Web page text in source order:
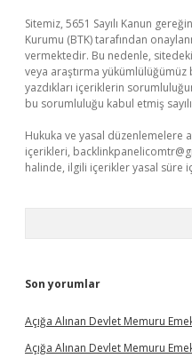
Sitemiz, 5651 Sayılı Kanun
Kurumu (BTK) tarafından
vermektedir. Bu nedenle,
veya araştırma
yazdıkları içeriklerin
bu sorumluluğu kabul etmiş
Hukuka ve yasal düzenlemelere
içerikleri,
halinde, ilgili içerikler yasal süre
Son yorumlar
Açığa Alınan Devlet Memuru
Açığa Alınan Devlet Memuru